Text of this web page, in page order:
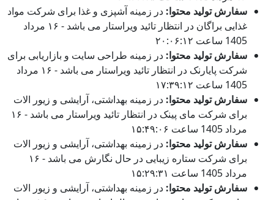
سفارش تولید محتوا: در زمینه آشپزی و غذا برای شرکت مواد
غذایی براگان در انتظار تائید ویراستار می باشد - ۱۶ مرداد
1405 ساعت ۲۰:۰۶:۱۲
سفارش تولید محتوا: در زمینه طراحی سایت و بازاریابی برای
شرکت پایارنک در انتظار تائید ویراستار می باشد - ۱۶ مرداد
1405 ساعت ۱۷:۳۹:۱۲
سفارش تولید محتوا: در زمینه بهداشتی، آرایشی و زیور الات
برای شرکت مای پینک در انتظار تائید ویراستار می باشد - ۱۶
مرداد 1405 ساعت ۱۵:۴۹:۰۶
سفارش تولید محتوا: در زمینه بهداشتی، آرایشی و زیور الات
برای شرکت ستاره زیبایی در حال نگارش می باشد - ۱۶
مرداد 1405 ساعت ۱۵:۲۹:۳۱
سفارش تولید محتوا: در زمینه بهداشتی، آرایشی و زیور الات